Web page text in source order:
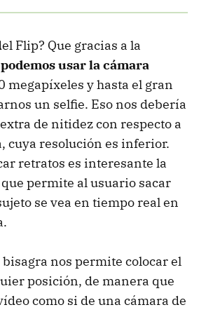
Flip? Que gracias a la
podemos usar la cámara
megapíxeles y hasta el gran
un selfie. Eso nos debería
de nitidez con respecto a
cuya resolución es inferior.
retratos es interesante la
permite al usuario sacar
se vea en tiempo real en
nos permite colocar el
posición, de manera que
como si de una cámara de